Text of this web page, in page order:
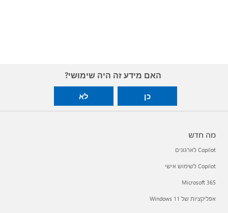
האם מידע זה היה שימושי?
כן לא
מה חדש
Copilot לארגונים
Copilot לשימוש אישי
Microsoft 365
אפליקציות של Windows 11‏